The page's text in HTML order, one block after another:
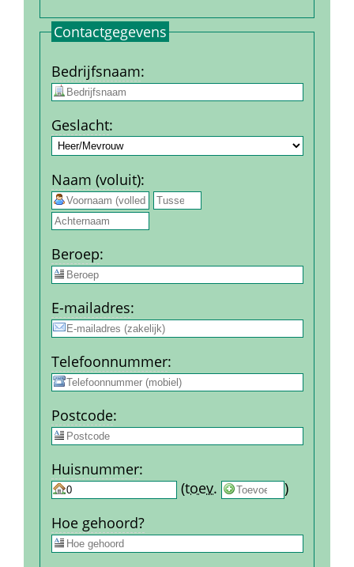
Contact­gegevens
Bedrijfs­naam:
Geslacht:
Naam (voluit):
Beroep:
E-mail­adres:
Telefoon­nummer:
Post­code:
Huis­nummer:
(toev.
)
Hoe gehoord?